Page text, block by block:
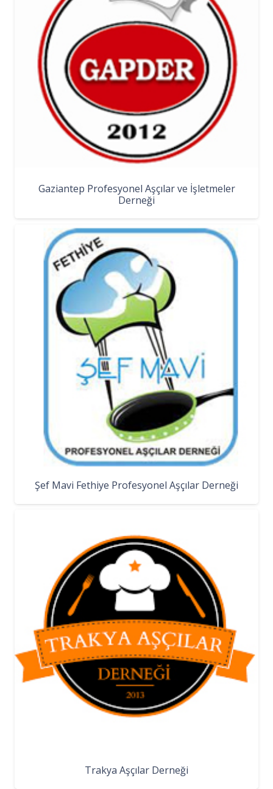
Gaziantep Profesyonel Aşçılar ve İşletmeler
Derneği
Şef Mavi Fethiye Profesyonel Aşçılar Derneği
Trakya Aşçılar Derneği